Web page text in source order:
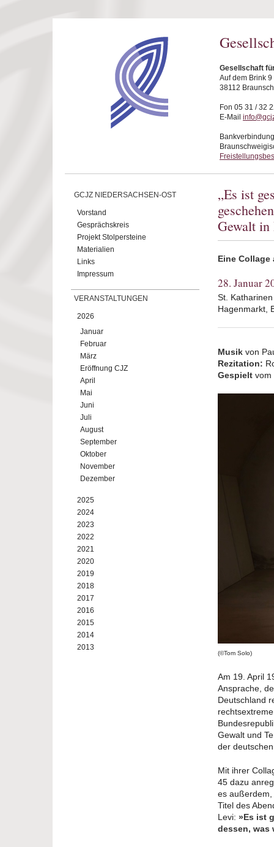
Gesellschaft
Auf dem Brink 9
38112
Fon 05 31 / 32
E-Mail
GCJZ NIEDERSACHSEN-OST
Vorstand
Gesprächskreis
Projekt Stolpersteine
Materialien
Links
Impressum
VERANSTALTUNGEN
2026
Januar
Februar
März
Eröffnung CJZ
April
Mai
Juni
Juli
August
September
Oktober
November
Dezember
2025
2024
2023
2022
2021
2020
2019
2018
2017
2016
2015
2014
2013
„Es ist
Gewalt in
Eine Collage
28. Januar
St.
Hagenmarkt,
Musik von
Rezitation:
Gespielt vom
(©Tom Solo)
Am 19. April
Ansprache,
Deutschland
Gewalt und
der
Mit ihrer
45 dazu
es
Titel des
Levi: »Es ist
dessen, was